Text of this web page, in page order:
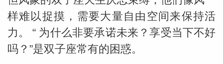
样难以捉摸，需要大量自由空间来保持活
力。 “ 为什么非要承诺未来？享受当下不好
吗？”是双子座常有的困惑。